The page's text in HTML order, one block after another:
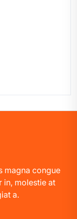
magna congue
in, molestie at
a.